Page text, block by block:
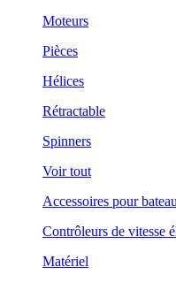
Moteurs
Pièces
Hélices
Rétractable
Spinners
Voir tout
Accessoires pour
Contrôleurs de vitesse
Matériel